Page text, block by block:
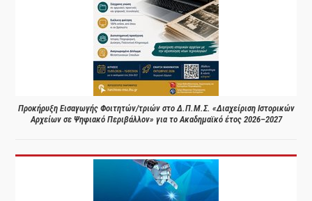
Προκήρυξη Εισαγωγής Φοιτητών/τριών στο Δ.Π.Μ.Σ. «Διαχείριση Ιστορικών
Αρχείων σε Ψηφιακό Περιβάλλον» για το Ακαδημαϊκό έτος 2026–2027